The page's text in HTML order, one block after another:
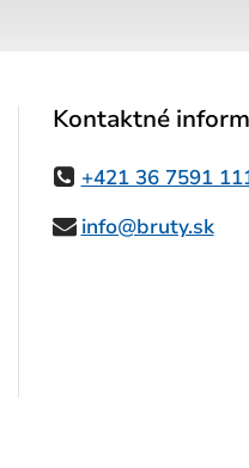
Kontaktné
+421 36 7591
info@bruty.sk